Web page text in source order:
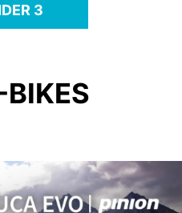
3
BIKES